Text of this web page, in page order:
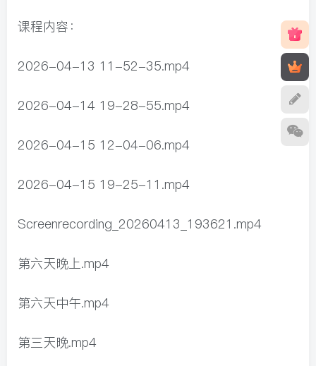
课程内容：
2026-04-13 11-52-35.mp4
2026-04-14 19-28-55.mp4
2026-04-15 12-04-06.mp4
2026-04-15 19-25-11.mp4
Screenrecording_20260413_193621.mp4
第六天晚上.mp4
第六天中午.mp4
第三天晚.mp4